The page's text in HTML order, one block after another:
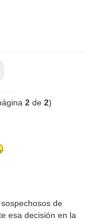
2de 2)
de
esa decisión en la